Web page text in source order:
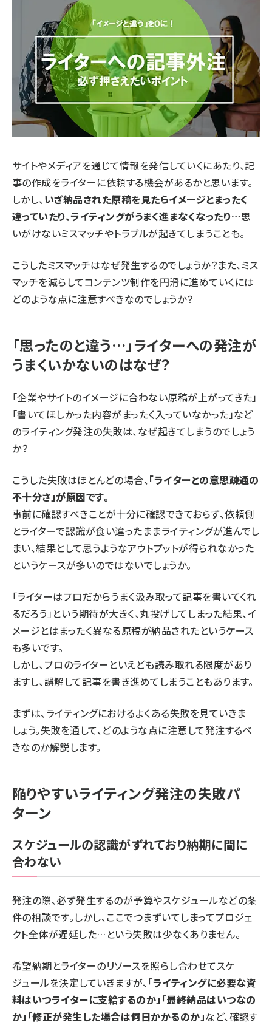
サイトやメディアを通じて情報を発信していくにあたり、記
事の作成をライターに依頼する機会があるかと思います。
しかし、 いざ納品された原稿を見たらイメージとまったく
違っていたり、ライティングがうまく進まなくなったり…思
いがけないミスマッチやトラブルが起きてしまうことも。
こうしたミスマッチはなぜ発生するのでしょうか？また、ミス
マッチを減らしてコンテンツ制作を円滑に進めていくには
どのような点に注意すべきなのでしょうか？
「思ったのと違う…」ライターへの発注が
うまくいかないのはなぜ？
「企業やサイトのイメージに合わない原稿が上がってきた」
「書いてほしかった内容がまったく入っていなかった」など
のライティング発注の失敗は、なぜ起きてしまうのでしょう
か？
こうした失敗はほとんどの場合、 「ライターとの意思疎通の
不十分さ」が原因です。
事前に確認すべきことが十分に確認できておらず、依頼側
とライターで認識が食い違ったままライティングが進んでし
まい、結果として思うようなアウトプットが得られなかった
というケースが多いのではないでしょうか。
「ライターはプロだからうまく汲み取って記事を書いてくれ
るだろう」という期待が大きく、丸投げしてしまった結果、イ
メージとはまったく異なる原稿が納品されたというケース
も多いです。
しかし、プロのライターといえども読み取れる限度があり
ますし、誤解して記事を書き進めてしまうこともあります。
まずは、ライティングにおけるよくある失敗を見ていきま
しょう。失敗を通して、どのような点に注意して発注するべ
きなのか解説します。
陥りやすいライティング発注の失敗パ
ターン
スケジュールの認識がずれており納期に間に
合わない
発注の際、必ず発生するのが予算やスケジュールなどの条
件の相談です。しかし、ここでつまずいてしまってプロジェ
クト全体が遅延した…という失敗は少なくありません。
希望納期とライターのリソースを照らし合わせてスケ
ジュールを決定していきますが、 「ライティングに必要な資
料はいつライターに支給するのか」「最終納品はいつなの
か」「修正が発生した場合は何日かかるのか」など、確認す